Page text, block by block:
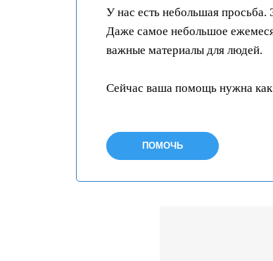
У нас есть небольшая просьба.
Даже самое небольшое
важные материалы для людей.
Сейчас ваша помощь нужна как
ПОМОЧЬ